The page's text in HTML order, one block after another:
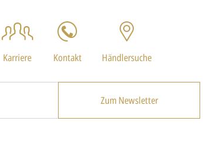
Karriere Kontakt Händlersuche
Zum Newsletter